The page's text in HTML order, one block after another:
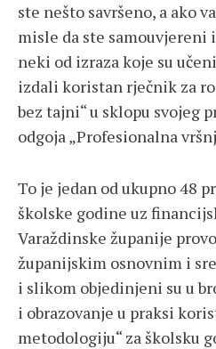
ste nešto savršeno, a ako
misle da ste samouvjereni
neki od izraza koje su
izdali koristan rječnik za
bez tajni“ u sklopu svojeg
odgoja „Profesionalna
To je jedan od ukupno 48
školske godine uz
Varaždinske županije
županijskim osnovnim i
i slikom objedinjeni su u
i obrazovanje u praksi
metodologiju“ za školsku